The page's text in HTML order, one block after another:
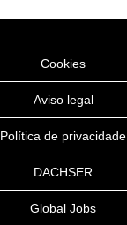
Cookies
Aviso legal
Política de privacidade
DACHSER
Global Jobs